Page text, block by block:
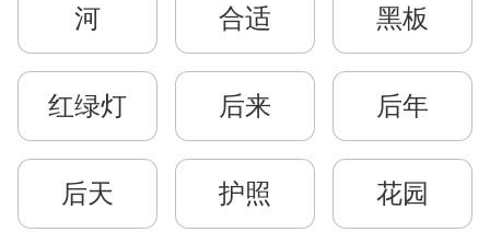
河 合适 黑板
红绿灯 后来 后年
后天 护照 花园